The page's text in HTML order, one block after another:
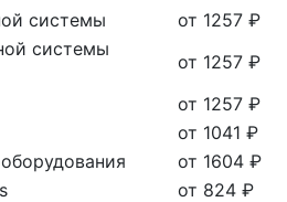
системы
от 1257 ₽
системы
от 1257 ₽
от 1257 ₽
от 1041 ₽
от 1604 ₽
от 824 ₽